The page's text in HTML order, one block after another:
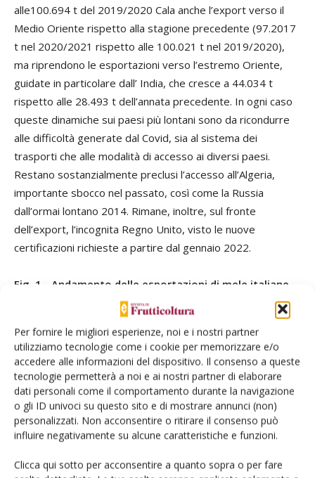
Per fornire le migliori esperienze, noi e i nostri partner
utilizziamo tecnologie come i cookie per memorizzare e/o
accedere alle informazioni del dispositivo. Il consenso a queste
tecnologie permetterà a noi e ai nostri partner di elaborare
dati personali come il comportamento durante la navigazione
o gli ID univoci su questo sito e di mostrare annunci (non)
personalizzati. Non acconsentire o ritirare il consenso può
influire negativamente su alcune caratteristiche e funzioni.
Clicca qui sotto per acconsentire a quanto sopra o per fare
alle100.694 t del 2019/2020 Cala anche l’export verso il
Medio Oriente rispetto alla stagione precedente (97.2017
t nel 2020/2021 rispetto alle 100.021 t nel 2019/2020),
ma riprendono le esportazioni verso l’estremo Oriente,
guidate in particolare dall’ India, che cresce a 44.034 t
rispetto alle 28.493 t dell’annata precedente. In ogni caso
queste dinamiche sui paesi più lontani sono da ricondurre
alle difficoltà generate dal Covid, sia al sistema dei
trasporti che alle modalità di accesso ai diversi paesi.
Restano sostanzialmente preclusi l’accesso all’Algeria,
importante sbocco nel passato, così come la Russia
dall’ormai lontano 2014. Rimane, inoltre, sul fronte
dell’export, l’incognita Regno Unito, visto le nuove
certificazioni richieste a partire dal gennaio 2022.
Fig. 1 - Andamento delle esportazioni di mele italiane